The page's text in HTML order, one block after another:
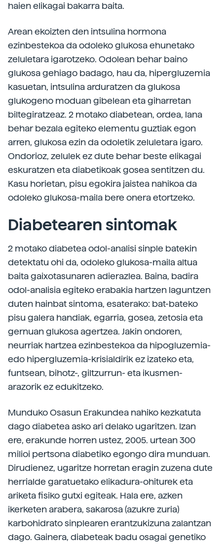
haien elikagai bakarra baita.
Arean ekoizten den intsulina hormona
ezinbestekoa da odoleko glukosa ehunetako
zeluletara igarotzeko. Odolean behar baino
glukosa gehiago badago, hau da, hipergluzemia
kasuetan, intsulina arduratzen da glukosa
glukogeno moduan gibelean eta giharretan
biltegiratzeaz. 2 motako diabetean, ordea, lana
behar bezala egiteko elementu guztiak egon
arren, glukosa ezin da odoletik zeluletara igaro.
Ondorioz, zelulek ez dute behar beste elikagai
eskuratzen eta diabetikoak gosea sentitzen du.
Kasu horietan, pisu egokira jaistea nahikoa da
odoleko glukosa-maila bere onera etortzeko.
Diabetearen sintomak
2 motako diabetea odol-analisi sinple batekin
detektatu ohi da, odoleko glukosa-maila altua
baita gaixotasunaren adierazlea. Baina, badira
odol-analisia egiteko erabakia hartzen laguntzen
duten hainbat sintoma, esaterako: bat-bateko
pisu galera handiak, egarria, gosea, zetosia eta
gernuan glukosa agertzea. Jakin ondoren,
neurriak hartzea ezinbestekoa da hipogluzemia-
edo hipergluzemia-krisialdirik ez izateko eta,
funtsean, bihotz-, giltzurrun- eta ikusmen-
arazorik ez edukitzeko.
Munduko Osasun Erakundea nahiko kezkatuta
dago diabetea asko ari delako ugaritzen. Izan
ere, erakunde horren ustez, 2005. urtean 300
milioi pertsona diabetiko egongo dira munduan.
Dirudienez, ugaritze horretan eragin zuzena dute
herrialde garatuetako elikadura-ohiturek eta
ariketa fisiko gutxi egiteak. Hala ere, azken
ikerketen arabera, sakarosa (azukre zuria)
karbohidrato sinplearen erantzukizuna zalantzan
dago. Gainera, diabeteak badu osagai genetiko